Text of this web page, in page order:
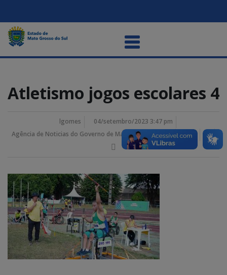
Atletismo jogos escolares 4
lgomes
04/setembro/2023 3:47 pm
Agência de Noticias do Governo de Mato Grosso do Sul